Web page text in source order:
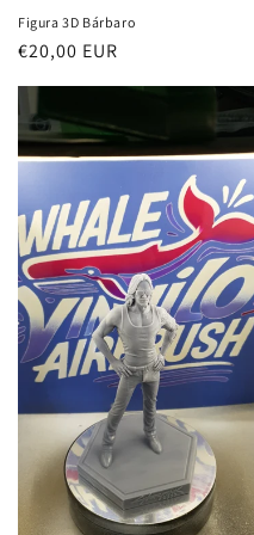
Figura 3D Bárbaro
Precio
€20,00 EUR